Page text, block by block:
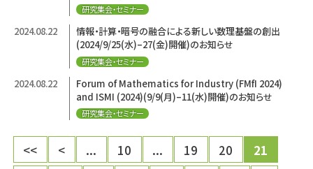
研究集会・セミナー
2024.08.22
情報・計算・暗号の融合による新しい数理基盤の創出
(2024/9/25(水)–27(金)開催)のお知らせ
研究集会・セミナー
2024.08.22
Forum of Mathematics for Industry (FMfI 2024)
and ISMI (2024)(9/9(月)–11(水)開催)のお知らせ
研究集会・セミナー
<< < ... 10 ... 19 20
21